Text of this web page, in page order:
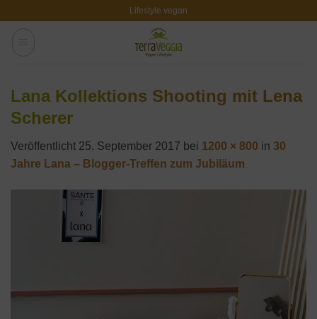
Lifestyle vegan
Lana Kollektions Shooting mit Lena
Scherer
Veröffentlicht 25. September 2017 bei 1200 × 800 in 30
Jahre Lana – Blogger-Treffen zum Jubiläum